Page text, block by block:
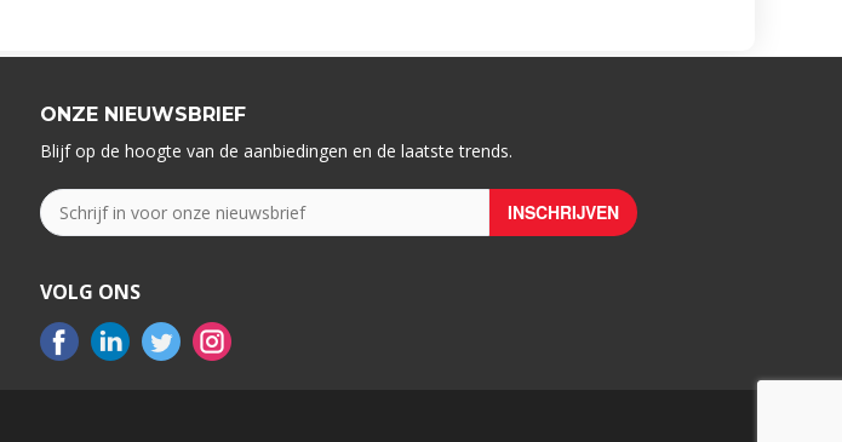
ONZE NIEUWSBRIEF
Blijf op de hoogte van de aanbiedingen en de laatste trends.
VOLG ONS